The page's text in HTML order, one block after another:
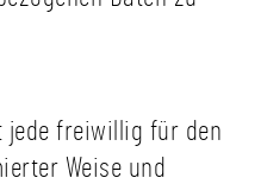
jede freiwillig für den
Weise und